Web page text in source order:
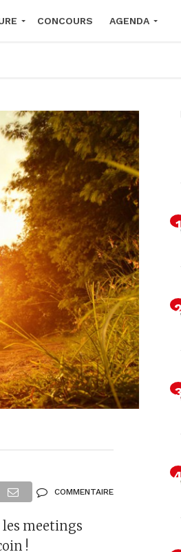
CONCOURS AGENDA
COMMENTAIRE
les meetings
!